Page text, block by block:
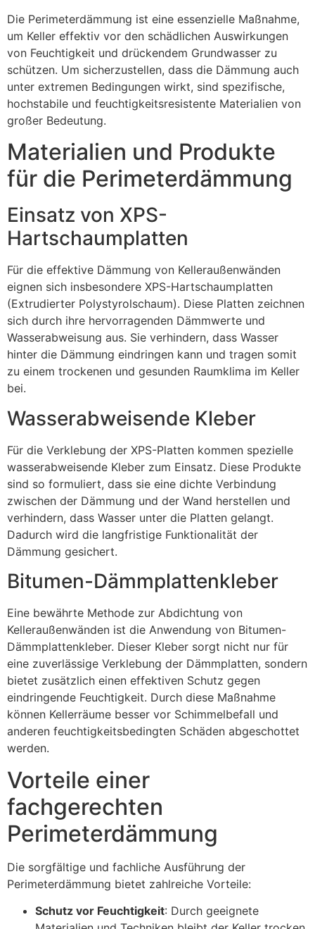
Die Perimeterdämmung ist eine essenzielle Maßnahme,
um Keller effektiv vor den schädlichen Auswirkungen
von Feuchtigkeit und drückendem Grundwasser zu
schützen. Um sicherzustellen, dass die Dämmung auch
unter extremen Bedingungen wirkt, sind spezifische,
hochstabile und feuchtigkeitsresistente Materialien von
großer Bedeutung.
Materialien und Produkte
für die Perimeterdämmung
Einsatz von XPS-
Hartschaumplatten
Für die effektive Dämmung von Kelleraußenwänden
eignen sich insbesondere XPS-Hartschaumplatten
(Extrudierter Polystyrolschaum). Diese Platten zeichnen
sich durch ihre hervorragenden Dämmwerte und
Wasserabweisung aus. Sie verhindern, dass Wasser
hinter die Dämmung eindringen kann und tragen somit
zu einem trockenen und gesunden Raumklima im Keller
bei.
Wasserabweisende Kleber
Für die Verklebung der XPS-Platten kommen spezielle
wasserabweisende Kleber zum Einsatz. Diese Produkte
sind so formuliert, dass sie eine dichte Verbindung
zwischen der Dämmung und der Wand herstellen und
verhindern, dass Wasser unter die Platten gelangt.
Dadurch wird die langfristige Funktionalität der
Dämmung gesichert.
Bitumen-Dämmplattenkleber
Eine bewährte Methode zur Abdichtung von
Kelleraußenwänden ist die Anwendung von Bitumen-
Dämmplattenkleber. Dieser Kleber sorgt nicht nur für
eine zuverlässige Verklebung der Dämmplatten, sondern
bietet zusätzlich einen effektiven Schutz gegen
eindringende Feuchtigkeit. Durch diese Maßnahme
können Kellerräume besser vor Schimmelbefall und
anderen feuchtigkeitsbedingten Schäden abgeschottet
werden.
Vorteile einer
fachgerechten
Perimeterdämmung
Die sorgfältige und fachliche Ausführung der
Perimeterdämmung bietet zahlreiche Vorteile:
Schutz vor Feuchtigkeit: Durch geeignete